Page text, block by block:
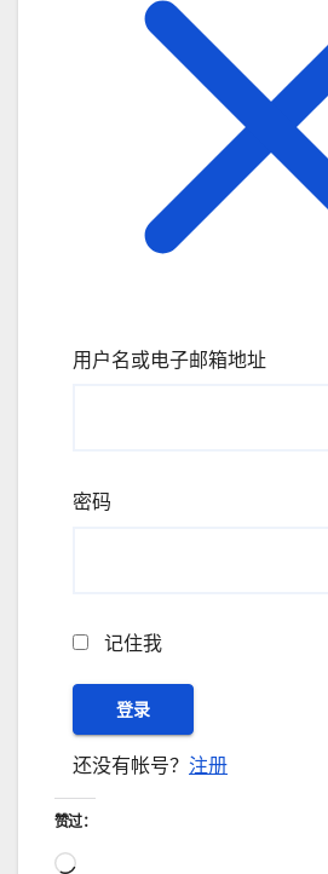
用户名或电子邮箱地址
密码
记住我
还没有帐号？ 注册
赞过：
正